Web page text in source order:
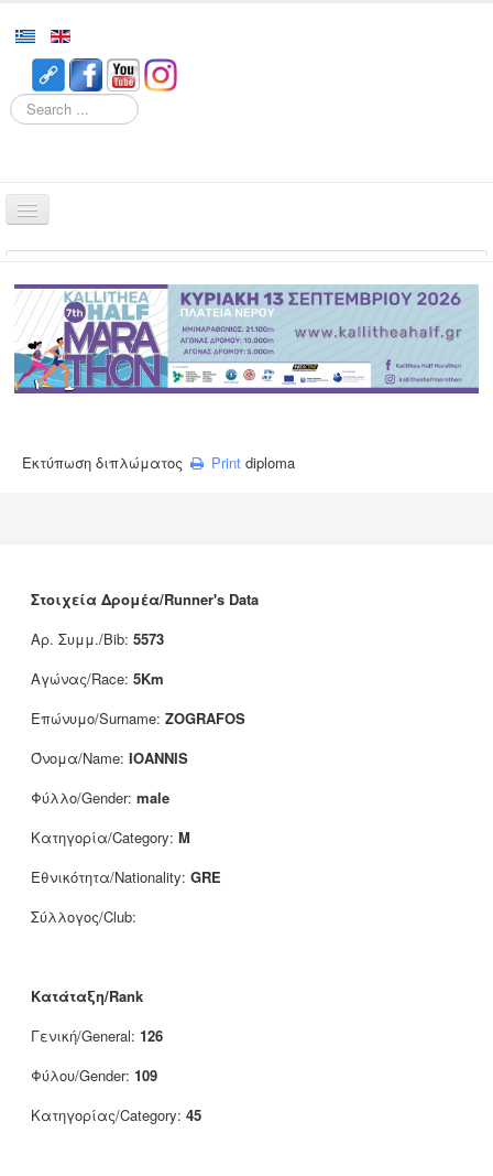
Search
Races
Event
Volunteering
Results
Εκτύπωση διπλώματος Print diploma
Στοιχεία Δρομέα/Runner's Data
Αρ. Συμμ./Bib: 5573
Αγώνας/Race: 5Km
Επώνυμο/Surname: ZOGRAFOS
Όνομα/Name: IOANNIS
Φύλλο/Gender: male
Κατηγορία/Category: M
Εθνικότητα/Nationality: GRE
Σύλλογος/Club:
Κατάταξη/Rank
Γενική/General: 126
Φύλου/Gender: 109
Κατηγορίας/Category: 45